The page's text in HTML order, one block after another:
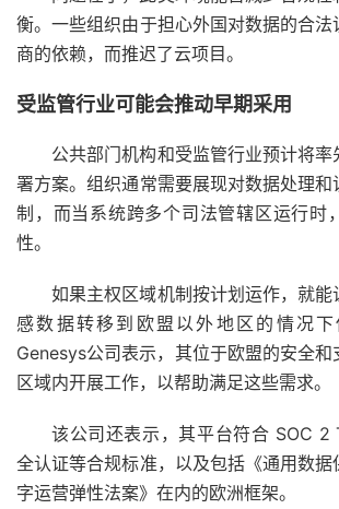
衡。一些组织由于担心外国对数据的合法
商的依赖，而推迟了云项目。
受监管行业可能会推动早期采用
公共部门机构和受监管行业预计将
署方案。组织通常需要展现对数据处理
制，而当系统跨多个司法管辖区运行时
性。
如果主权区域机制按计划运作，就
感数据转移到欧盟以外地区的情况下
Genesys公司表示，其位于欧盟的安全和
区域内开展工作，以帮助满足这些需求。
该公司还表示，其平台符合 SOC 2
全认证等合规标准，以及包括《通用数
字运营弹性法案》在内的欧洲框架。